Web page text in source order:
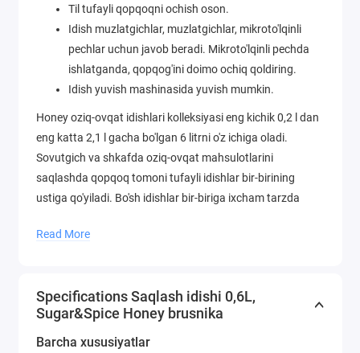
Til tufayli qopqoqni ochish oson.
Idish muzlatgichlar, muzlatgichlar, mikroto'lqinli
pechlar uchun javob beradi. Mikroto'lqinli pechda
ishlatganda, qopqog'ini doimo ochiq qoldiring.
Idish yuvish mashinasida yuvish mumkin.
Honey oziq-ovqat idishlari kolleksiyasi eng kichik 0,2 l dan
eng katta 2,1 l gacha bo'lgan 6 litrni o'z ichiga oladi.
Sovutgich va shkafda oziq-ovqat mahsulotlarini
saqlashda qopqoq tomoni tufayli idishlar bir-birining
ustiga qo'yiladi. Bo'sh idishlar bir-biriga ixcham tarzda
Read More
Specifications Saqlash idishi 0,6L,
Sugar&Spice Honey brusnika
Barcha xususiyatlar